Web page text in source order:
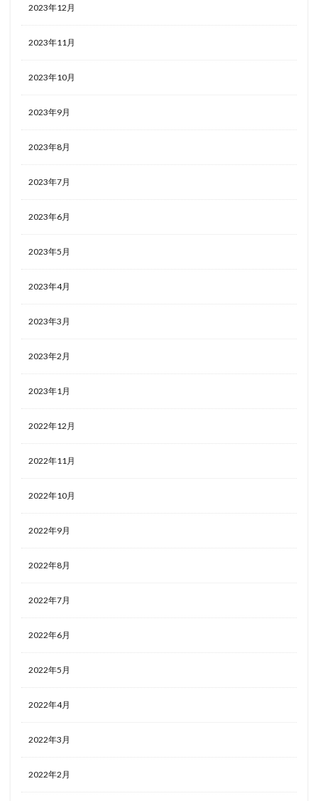
2023年12月
2023年11月
2023年10月
2023年9月
2023年8月
2023年7月
2023年6月
2023年5月
2023年4月
2023年3月
2023年2月
2023年1月
2022年12月
2022年11月
2022年10月
2022年9月
2022年8月
2022年7月
2022年6月
2022年5月
2022年4月
2022年3月
2022年2月